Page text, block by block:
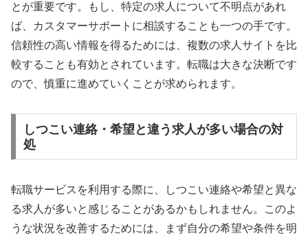
とが重要です。もし、特定の求人について不明点があれ
ば、カスタマーサポートに相談することも一つの手です。
信頼性の高い情報を得るためには、複数の求人サイトを比
較することも有効とされています。転職は大きな決断です
ので、慎重に進めていくことが求められます。
しつこい連絡・希望と違う求人が多い場合の対
処
転職サービスを利用する際に、しつこい連絡や希望と異な
る求人が多いと感じることがあるかもしれません。このよ
うな状況を改善するためには、まず自分の希望や条件を明